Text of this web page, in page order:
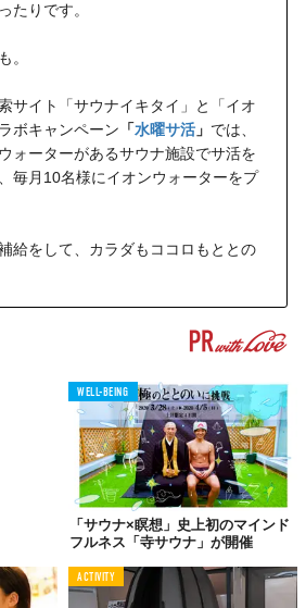
たりです。
。
サイト「サウナイキタイ」と「イオ
ボキャンペーン 「水曜サ活 」 では、
ォーターがあるサウナ施設でサ活を
毎月10名様にイオンウォーターをプ
給をして、カラダもココロもととの
WELL-BEING
「サウナ×瞑想」史上初のマインド
フルネス「寺サウナ」が開催
ACTIVITY